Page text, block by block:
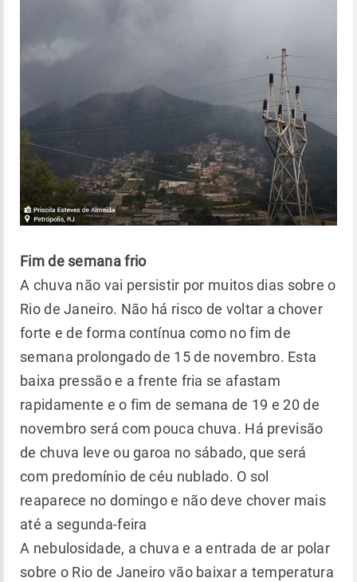
Fim de semana frio
A chuva não vai persistir por muitos dias sobre o
Rio de Janeiro. Não há risco de voltar a chover
forte e de forma contínua como no fim de
semana prolongado de 15 de novembro. Esta
baixa pressão e a frente fria se afastam
rapidamente e o fim de semana de 19 e 20 de
novembro será com pouca chuva. Há previsão
de chuva leve ou garoa no sábado, que será
com predomínio de céu nublado. O sol
reaparece no domingo e não deve chover mais
até a segunda-feira
A nebulosidade, a chuva e a entrada de ar polar
sobre o Rio de Janeiro vão baixar a temperatura